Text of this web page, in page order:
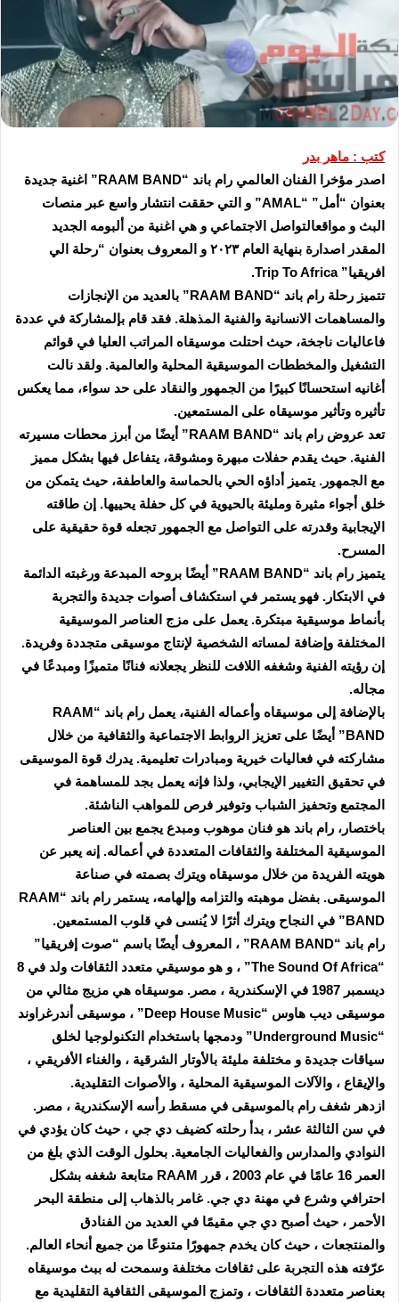
كتب : ماهر بدر
اصدر مؤخرا الفنان العالمي رام باند “RAAM BAND” اغنية جديدة
بعنوان “أمل” “AMAL” و التي حققت انتشار واسع عبر منصات
البث و مواقعالتواصل الاجتماعي و هي اغنية من ألبومه الجديد
المقدر اصدارة بنهاية العام ٢٠٢٣ و المعروف بعنوان “رحلة الي
افريقيا” Trip To Africa.
تتميز رحلة رام باند “RAAM BAND” بالعديد من الإنجازات
والمساهمات الانسانية والفنية المذهلة. فقد قام بإلمشاركة في عددة
فاعاليات ناجخة، حيث احتلت موسيقاه المراتب العليا في قوائم
التشغيل والمخططات الموسيقية المحلية والعالمية. ولقد نالت
أغانيه استحسانًا كبيرًا من الجمهور والنقاد على حد سواء، مما يعكس
تأثيره وتأثير موسيقاه على المستمعين.
تعد عروض رام باند “RAAM BAND” أيضًا من أبرز محطات مسيرته
الفنية. حيث يقدم حفلات مبهرة ومشوقة، يتفاعل فيها بشكل مميز
مع الجمهور. يتميز أداؤه الحي بالحماسة والعاطفة، حيث يتمكن من
خلق أجواء مثيرة ومليئة بالحيوية في كل حفلة يحييها. إن طاقته
الإيجابية وقدرته على التواصل مع الجمهور تجعله قوة حقيقية على
المسرح.
يتميز رام باند “RAAM BAND” أيضًا بروحه المبدعة ورغبته الدائمة
في الابتكار. فهو يستمر في استكشاف أصوات جديدة والتجربة
بأنماط موسيقية مبتكرة. يعمل على مزج العناصر الموسيقية
المختلفة وإضافة لمساته الشخصية لإنتاج موسيقى متجددة وفريدة.
إن رؤيته الفنية وشغفه اللافت للنظر يجعلانه فنانًا متميزًا ومبدعًا في
مجاله.
بالإضافة إلى موسيقاه وأعماله الفنية، يعمل رام باند “RAAM
BAND” أيضًا على تعزيز الروابط الاجتماعية والثقافية من خلال
مشاركته في فعاليات خيرية ومبادرات تعليمية. يدرك قوة الموسيقى
في تحقيق التغيير الإيجابي، ولذا فإنه يعمل بجد للمساهمة في
المجتمع وتحفيز الشباب وتوفير فرص للمواهب الناشئة.
باختصار، رام باند هو فنان موهوب ومبدع يجمع بين العناصر
الموسيقية المختلفة والثقافات المتعددة في أعماله. إنه يعبر عن
هويته الفريدة من خلال موسيقاه ويترك بصمته في صناعة
الموسيقى. بفضل موهبته والتزامه وإلهامه، يستمر رام باند “RAAM
BAND” في النجاح ويترك أثرًا لا يُنسى في قلوب المستمعين.
رام باند “RAAM BAND” ، المعروف أيضًا باسم “صوت إفريقيا”
“The Sound Of Africa” ، و هو موسيقي متعدد الثقافات ولد في 8
ديسمبر 1987 في الإسكندرية ، مصر. موسيقاه هي مزيج مثالي من
موسيقى ديب هاوس “Deep House Music” ، موسيقى أندرغراوند
“Underground Music” ودمجها باستخدام التكنولوجيا لخلق
سياقات جديدة و مختلفة مليئة بالأوتار الشرقية ، والغناء الأفريقي ،
والإيقاع ، والآلات الموسيقية المحلية ، والأصوات التقليدية.
ازدهر شغف رام بالموسيقى في مسقط رأسه الإسكندرية ، مصر.
في سن الثالثة عشر ، بدأ رحلته كضيف دي جي ، حيث كان يؤدي في
النوادي والمدارس والفعاليات الجامعية. بحلول الوقت الذي بلغ من
العمر 16 عامًا في عام 2003 ، قرر RAAM متابعة شغفه بشكل
احترافي وشرع في مهنة دي جي. غامر بالذهاب إلى منطقة البحر
الأحمر ، حيث أصبح دي جي مقيمًا في العديد من الفنادق
والمنتجعات ، حيث كان يخدم جمهورًا متنوعًا من جميع أنحاء العالم.
عرّفته هذه التجربة على ثقافات مختلفة وسمحت له ببث موسيقاه
بعناصر متعددة الثقافات ، وتمزج الموسيقى الثقافية التقليدية مع